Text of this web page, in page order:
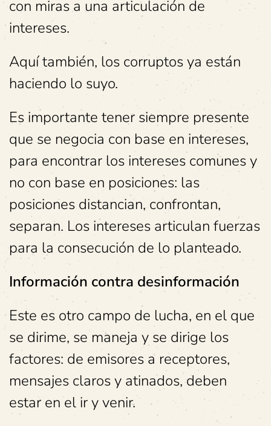
con miras a una articulación de
intereses.
Aquí también, los corruptos ya están
haciendo lo suyo.
Es importante tener siempre presente
que se negocia con base en intereses,
para encontrar los intereses comunes y
no con base en posiciones: las
posiciones distancian, confrontan,
separan. Los intereses articulan fuerzas
para la consecución de lo planteado.
Información contra desinformación
Este es otro campo de lucha, en el que
se dirime, se maneja y se dirige los
factores: de emisores a receptores,
mensajes claros y atinados, deben
estar en el ir y venir.